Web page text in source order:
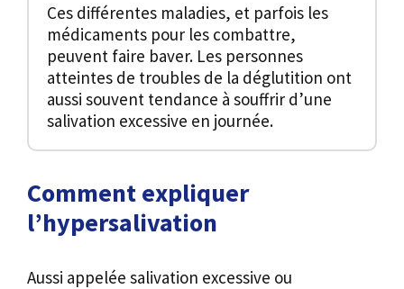
Ces différentes maladies, et parfois les
médicaments pour les combattre,
peuvent faire baver. Les personnes
atteintes de troubles de la déglutition ont
aussi souvent tendance à souffrir d’une
salivation excessive en journée.
Comment expliquer
l’hypersalivation
Aussi appelée salivation excessive ou